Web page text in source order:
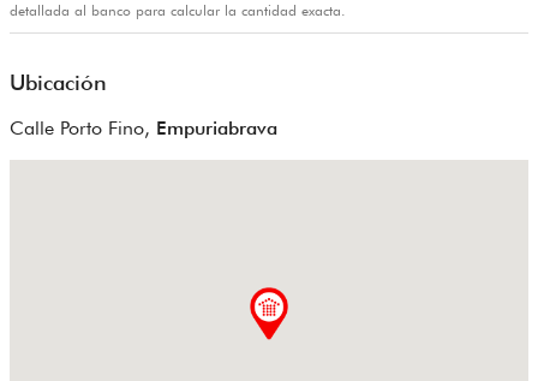
detallada al banco para calcular la cantidad exacta.
Ubicación
Calle Porto Fino, Empuriabrava